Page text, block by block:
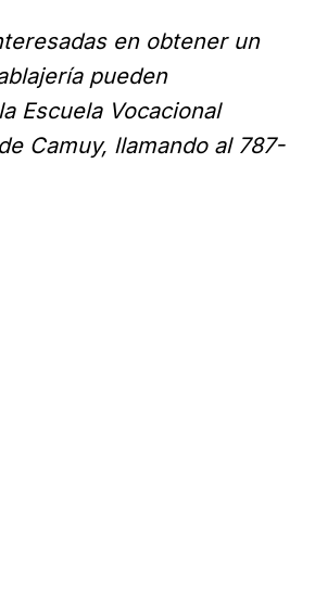
en obtener un
pueden
Escuela Vocacional
Camuy, llamando al 787-